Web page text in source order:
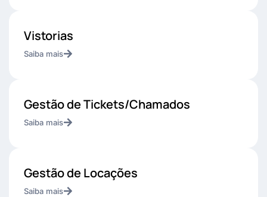
Vistorias
Saiba mais
Gestão de Tickets/Chamados
Saiba mais
Gestão de Locações
Saiba mais